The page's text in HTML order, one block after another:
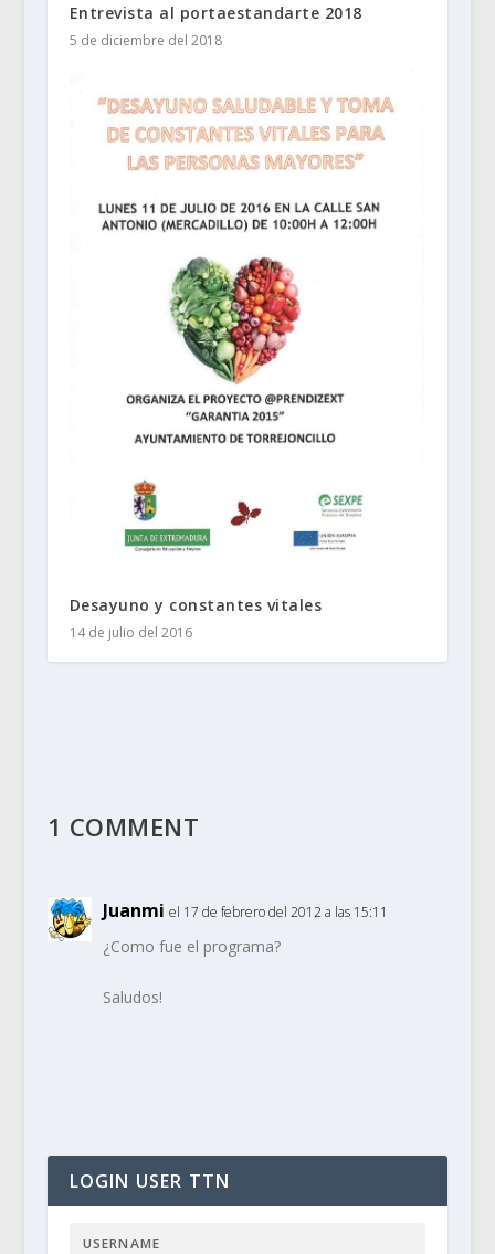
Entrevista al portaestandarte 2018
5 de diciembre del 2018
Desayuno y constantes vitales
14 de julio del 2016
1 COMMENT
Juanmi el 17 de febrero del 2012 a las 15:11
¿Como fue el programa?
Saludos!
LOGIN USER TTN